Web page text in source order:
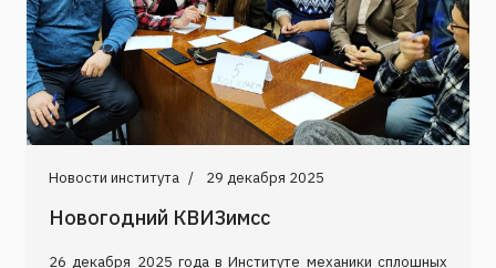
Новости института 29 декабря 2025
Новогодний КВИЗимсс
26 декабря 2025 года в Институте механики сплошных